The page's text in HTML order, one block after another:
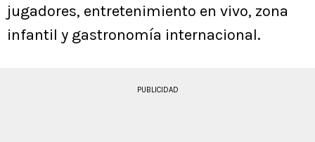
jugadores, entretenimiento en vivo, zona
infantil y gastronomía internacional.
PUBLICIDAD